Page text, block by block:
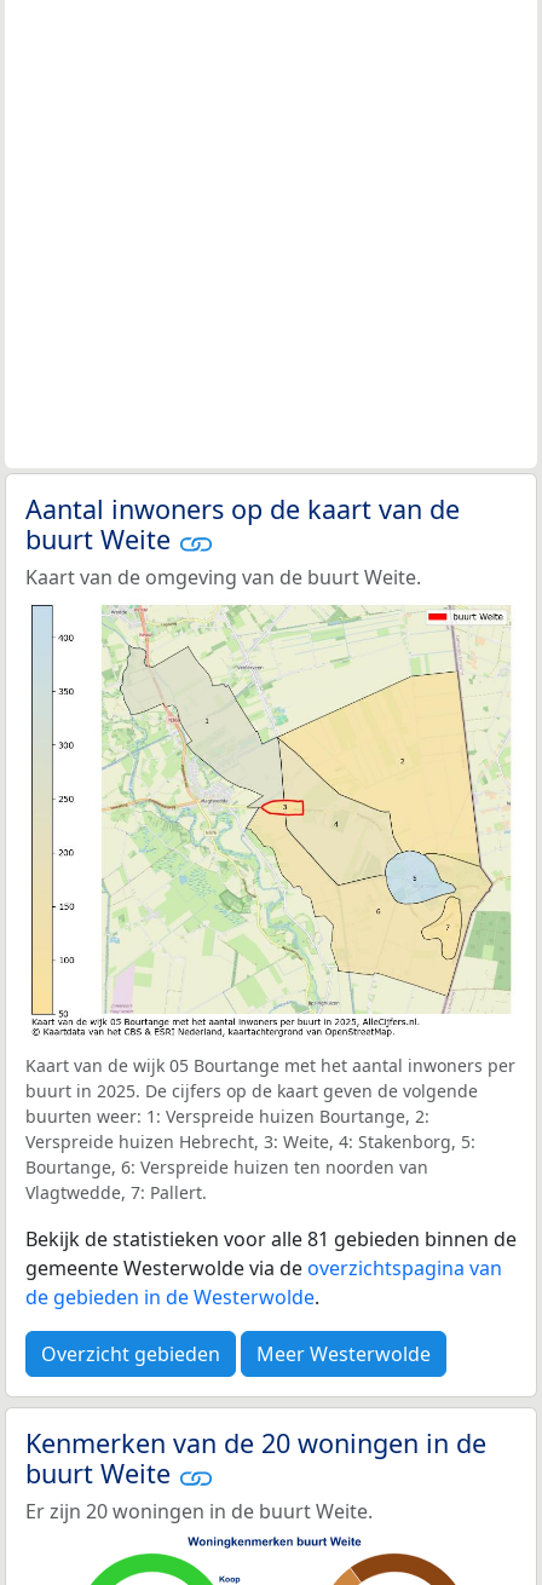
Aantal inwoners op de kaart van de
buurt Weite
Kaart van de omgeving van de buurt Weite.
Kaart van de wijk 05 Bourtange met het aantal inwoners per
buurt in 2025. De cijfers op de kaart geven de volgende
buurten weer: 1: Verspreide huizen Bourtange, 2:
Verspreide huizen Hebrecht, 3: Weite, 4: Stakenborg, 5:
Bourtange, 6: Verspreide huizen ten noorden van
Vlagtwedde, 7: Pallert.
Bekijk de statistieken voor alle 81 gebieden binnen de
gemeente Westerwolde via deoverzichtspagina van
de gebieden in de Westerwolde.
Overzicht gebieden Meer Westerwolde
Kenmerken van de 20 woningen in de
buurt Weite
Er zijn 20 woningen in de buurt Weite.